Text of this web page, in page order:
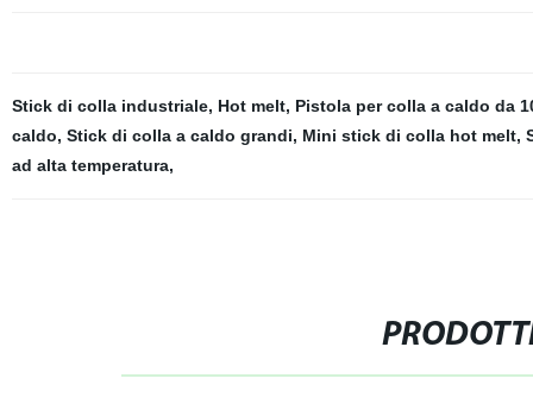
Stick di colla industriale, Hot melt, Pistola per colla a caldo da
caldo, Stick di colla a caldo grandi, Mini stick di colla hot melt,
ad alta temperatura,